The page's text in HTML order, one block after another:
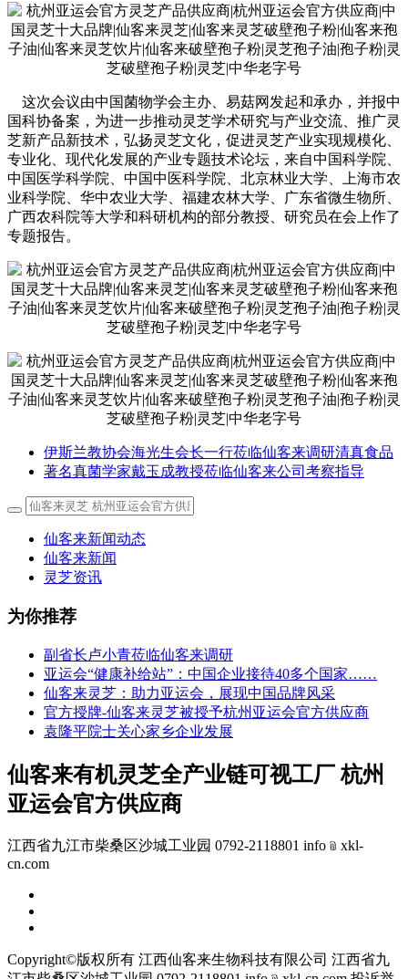
这次会议由中国菌物学会主办、易菇网发起和承办，并报中
国科协备案，为进一步推动灵芝学术研究与产业交流、推广灵
芝新产品新技术，弘扬灵芝文化，促进灵芝产业实现规模化、
专业化、现代化发展的产业专题技术论坛，来自中国科学院、
中国医学科学院、中国中医科学院、北京林业大学、上海市农
业科学院、华中农业大学、福建农林大学、广东省微生物所、
广西农科院等大学和科研机构的部分教授、研究员在会上作了
专题报告。
伊斯兰教协会海光生会长一行莅临仙客来调研清真食品
著名真菌学家戴玉成教授莅临仙客来公司考察指导
仙客来新闻动态
仙客来新闻
灵芝资讯
为你推荐
副省长卢小青莅临仙客来调研
亚运会“健康补给站”：中国企业接待40多个国家……
仙客来灵芝：助力亚运会，展现中国品牌风采
官方授牌-仙客来灵芝被授予杭州亚运会官方供应商
袁隆平院士关心家乡企业发展
仙客来有机灵芝全产业链可视工厂 杭州
亚运会官方供应商
江西省九江市柴桑区沙城工业园 0792-2118801 info﹫xkl-
cn.com
Copyright©版权所有 江西仙客来生物科技有限公司 江西省九